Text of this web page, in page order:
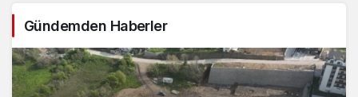
Gündemden Haberler